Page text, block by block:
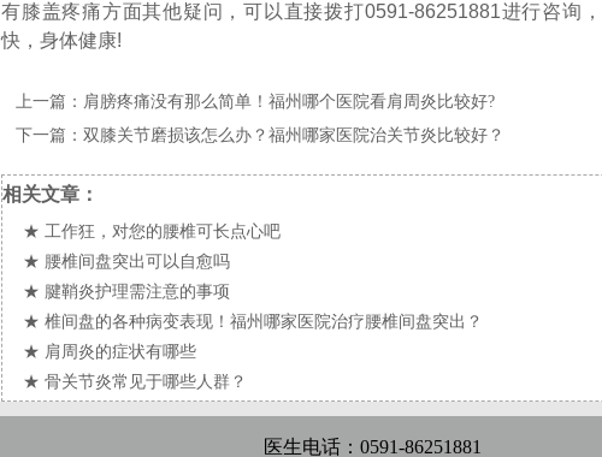
有膝盖疼痛方面其他疑问，可以直接拨打0591-86251881进行咨询
快，身体健康!
上一篇： 肩膀疼痛没有那么简单！福州哪个医院看肩周炎比较好?
下一篇：双膝关节磨损该怎么办？福州哪家医院治关节炎比较好？
相关文章：
★工作狂，对您的腰椎可长点心吧
★ 腰椎间盘突出可以自愈吗
★ 腱鞘炎护理需注意的事项
★椎间盘的各种病变表现！福州哪家医院治疗腰椎间盘突出？
★ 肩周炎的症状有哪些
★骨关节炎常见于哪些人群？
医生电话：0591-86251881